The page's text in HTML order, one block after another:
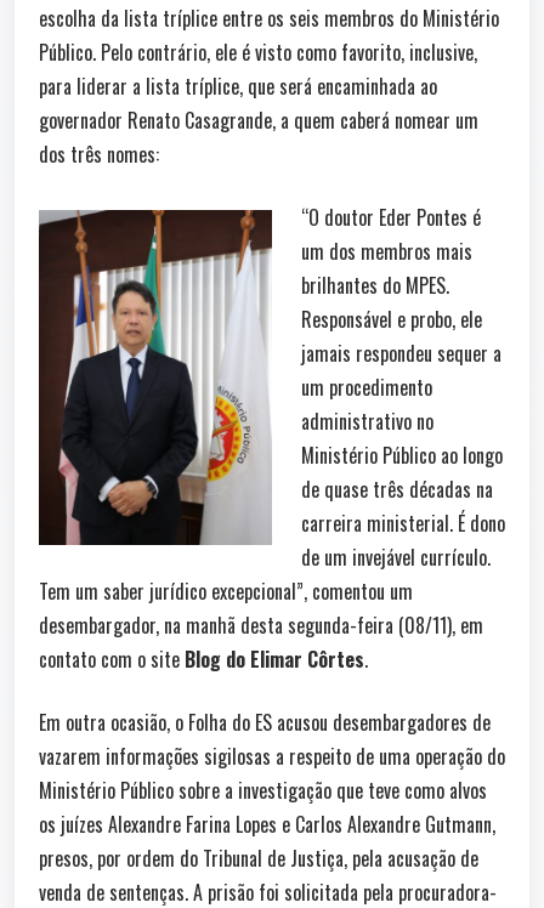
escolha da lista tríplice entre os seis membros do Ministério
Público. Pelo contrário, ele é visto como favorito, inclusive,
para liderar a lista tríplice, que será encaminhada ao
governador Renato Casagrande, a quem caberá nomear um
dos três nomes:
“O doutor Eder Pontes é
um dos membros mais
brilhantes do MPES.
Responsável e probo, ele
jamais respondeu sequer a
um procedimento
administrativo no
Ministério Público ao longo
de quase três décadas na
carreira ministerial. É dono
de um invejável currículo.
Tem um saber jurídico excepcional”, comentou um
desembargador, na manhã desta segunda-feira (08/11), em
contato com o site Blog do Elimar Côrtes.
Em outra ocasião, o Folha do ES acusou desembargadores de
vazarem informações sigilosas a respeito de uma operação do
Ministério Público sobre a investigação que teve como alvos
os juízes Alexandre Farina Lopes e Carlos Alexandre Gutmann,
presos, por ordem do Tribunal de Justiça, pela acusação de
venda de sentenças. A prisão foi solicitada pela procuradora-